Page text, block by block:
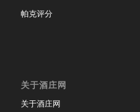
帕克评分
关于酒庄网
关于酒庄网